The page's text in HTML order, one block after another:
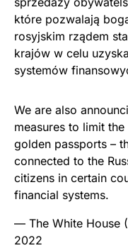
które pozwalają
rosyjskim rządem
krajów w celu
systemów
We are also
measures to limit
golden passports –
connected to the
citizens in certain
financial systems.
— The White House
2022